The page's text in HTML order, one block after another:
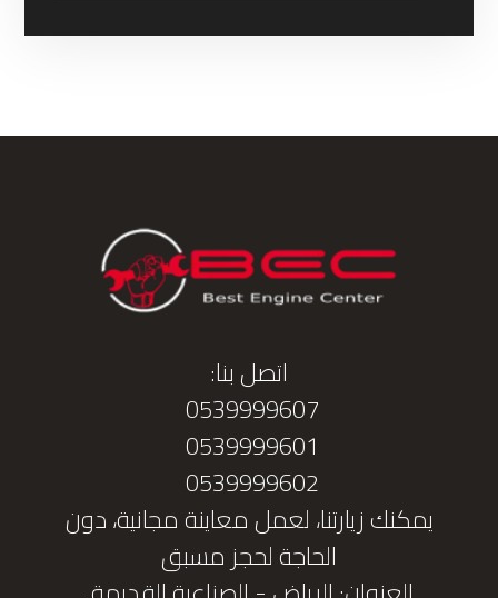
اتصل بنا:
0539999607
0539999601
0539999602
يمكنك زيارتنا، لعمل معاينة مجانية، دون
الحاجة لحجز مسبق